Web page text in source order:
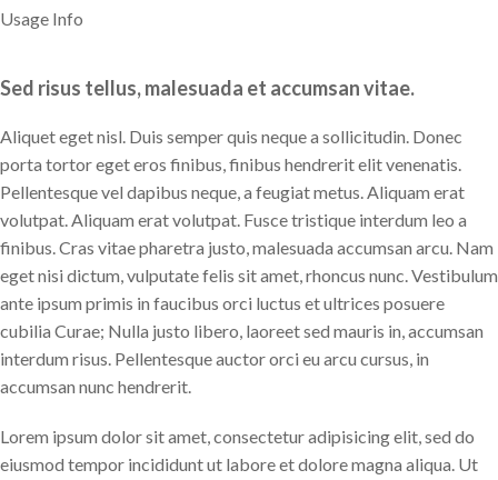
Usage Info
Sed risus tellus, malesuada et accumsan vitae.
Aliquet eget nisl. Duis semper quis neque a sollicitudin. Donec
porta tortor eget eros finibus, finibus hendrerit elit venenatis.
Pellentesque vel dapibus neque, a feugiat metus. Aliquam erat
volutpat. Aliquam erat volutpat. Fusce tristique interdum leo a
finibus. Cras vitae pharetra justo, malesuada accumsan arcu. Nam
eget nisi dictum, vulputate felis sit amet, rhoncus nunc. Vestibulum
ante ipsum primis in faucibus orci luctus et ultrices posuere
cubilia Curae; Nulla justo libero, laoreet sed mauris in, accumsan
interdum risus. Pellentesque auctor orci eu arcu cursus, in
accumsan nunc hendrerit.
Lorem ipsum dolor sit amet, consectetur adipisicing elit, sed do
eiusmod tempor incididunt ut labore et dolore magna aliqua. Ut